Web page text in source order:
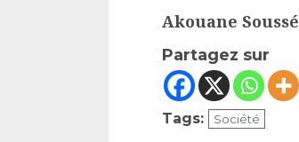
Akouane Soussé
Partagez sur
Tags: Société